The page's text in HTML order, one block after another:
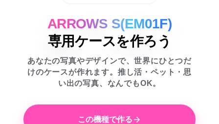
ARROWS S(EM01F)
専用ケースを作ろう
あなたの写真やデザインで、世界にひとつだ
けのケースが作れます。推し活・ペット・思
い出の写真、なんでもOK。
この機種で作る